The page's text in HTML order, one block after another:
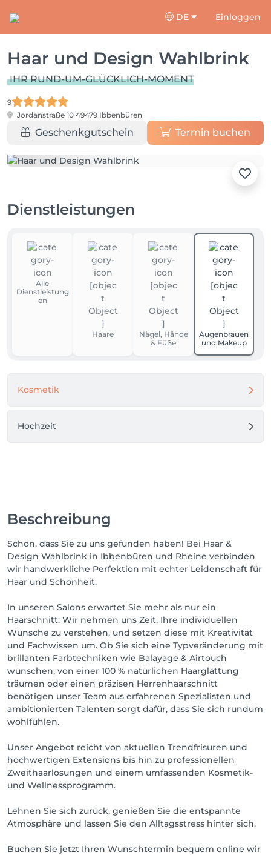
DE Einloggen
Haar und Design Wahlbrink
IHR RUND-UM-GLÜCKLICH-MOMENT
9
Jordanstraße 10 49479 Ibbenbüren
Geschenkgutschein Termin buchen
Dienstleistungen
Alle
Dienstleistung
en
Haare
Nägel, Hände
& Füße
Augenbrauen
und Makeup
Kosmetik
Hochzeit
Beschreibung
Schön, dass Sie zu uns gefunden haben! Bei Haar &
Design Wahlbrink in Ibbenbüren und Rheine verbinden
wir handwerkliche Perfektion mit echter Leidenschaft für
Haar und Schönheit.
In unseren Salons erwartet Sie mehr als nur ein
Haarschnitt: Wir nehmen uns Zeit, Ihre individuellen
Wünsche zu verstehen, und setzen diese mit Kreativität
und Fachwissen um. Ob Sie sich eine Typveränderung mit
brillanten Farbtechniken wie Balayage & Airtouch
wünschen, von einer 100 % natürlichen Haarglättung
träumen oder einen präzisen Herrenhaarschnitt
benötigen unser Team aus erfahrenen Spezialisten und
ambitionierten Talenten sorgt dafür, dass Sie sich rundum
wohlfühlen.
Unser Angebot reicht von aktuellen Trendfrisuren und
hochwertigen Extensions bis hin zu professionellen
Zweithaarlösungen und einem umfassenden Kosmetik-
und Wellnessprogramm.
Lehnen Sie sich zurück, genießen Sie die entspannte
Atmosphäre und lassen Sie den Alltagsstress hinter sich.
Buchen Sie jetzt Ihren Wunschtermin bequem online wir